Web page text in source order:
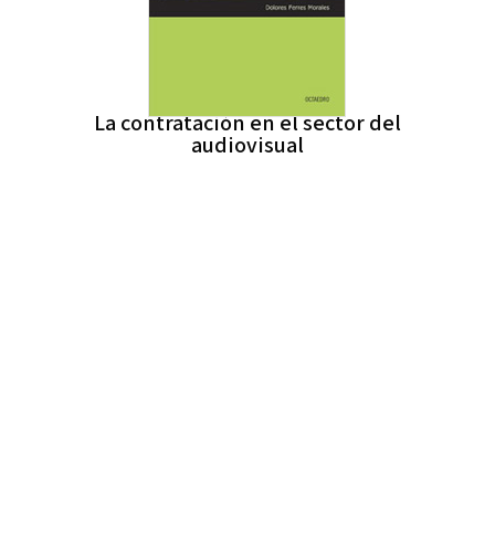
La contratación en el sector del
audiovisual